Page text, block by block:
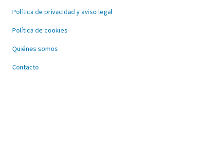
Política de privacidad y aviso legal
Política de cookies
Quiénes somos
Contacto